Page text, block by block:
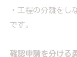
・工程の分離をし
です。
確認申請を分ける